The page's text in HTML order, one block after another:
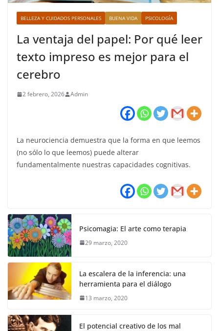
BELLEZA Y CUIDADOS PERSONALES BUENA VIDA PSICOLOGÍA
La ventaja del papel: Por qué leer
texto impreso es mejor para el
cerebro
2 febrero, 2026 Admin
La neurociencia demuestra que la forma en que leemos
(no sólo lo que leemos) puede alterar
fundamentalmente nuestras capacidades cognitivas.
Psicomagia: El arte como terapia
29 marzo, 2020
La escalera de la inferencia: una
herramienta para el diálogo
13 marzo, 2020
El potencial creativo de los mal